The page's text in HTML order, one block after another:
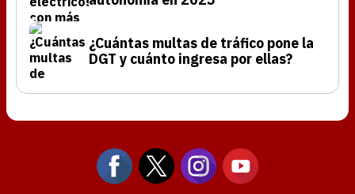
¿Cuántas multas de tráfico pone la
DGT y cuánto ingresa por ellas?